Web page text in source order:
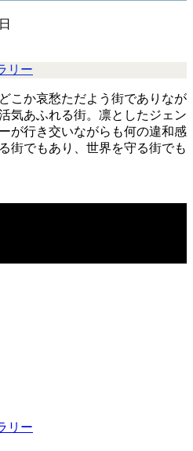
リー
こか哀愁ただよう街でありなが
気あふれる街。凛としたジェン
が行き交いながらも何の違和感
街でもあり、世界を守る街でも
リー